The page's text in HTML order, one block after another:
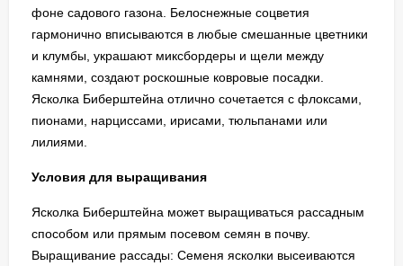
фоне садового газона. Белоснежные соцветия
гармонично вписываются в любые смешанные цветники
и клумбы, украшают миксбордеры и щели между
камнями, создают роскошные ковровые посадки.
Ясколка Биберштейна отлично сочетается с флоксами,
пионами, нарциссами, ирисами, тюльпанами или
лилиями.
Условия для выращивания
Ясколка Биберштейна может выращиваться рассадным
способом или прямым посевом семян в почву.
Выращивание рассады: Семеня ясколки высеиваются